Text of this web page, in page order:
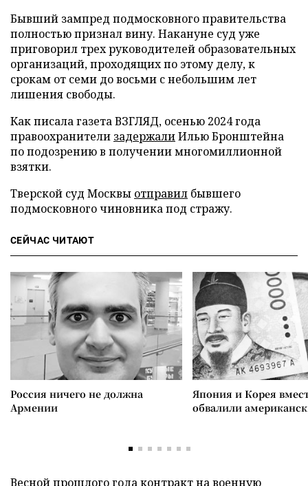
Бывший зампред подмосковного правительства
полностью признал вину. Накануне суд уже
приговорил трех руководителей образовательных
организаций, проходящих по этому делу, к
срокам от семи до восьми с небольшим лет
лишения свободы.
Как писала газета ВЗГЛЯД, осенью 2024 года
правоохранители задержалиИлью Бронштейна
по подозрению в получении многомиллионной
взятки.
Тверской суд Москвы отправил бывшего
подмосковного чиновника под стражу.
СЕЙЧАС ЧИТАЮТ
Россия ничего не должна
Армении
Япония и Корея
обвалили
Весной прошлого года контракт на военную